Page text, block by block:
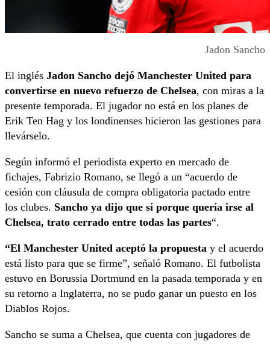
Jadon Sancho
El inglés Jadon Sancho dejó Manchester United para
convertirse en nuevo refuerzo de Chelsea, con miras a la
presente temporada. El jugador no está en los planes de
Erik Ten Hag y los londinenses hicieron las gestiones para
llevárselo.
Según informó el periodista experto en mercado de
fichajes, Fabrizio Romano, se llegó a un “acuerdo de
cesión con cláusula de compra obligatoria pactado entre
los clubes. Sancho ya dijo que sí porque quería irse al
Chelsea, trato cerrado entre todas las partes“.
“El Manchester United aceptó la propuesta y el acuerdo
está listo para que se firme”, señaló Romano. El futbolista
estuvo en Borussia Dortmund en la pasada temporada y en
su retorno a Inglaterra, no se pudo ganar un puesto en los
Diablos Rojos.
Sancho se suma a Chelsea, que cuenta con jugadores de